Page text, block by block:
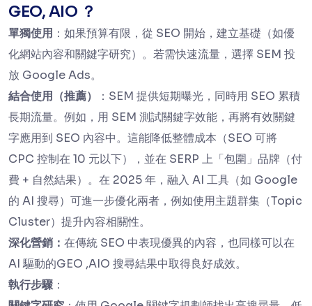
GEO, AIO ？
單獨使用 ：如果預算有限，從 SEO 開始，建立基礎（如優
化網站內容和關鍵字研究）。若需快速流量，選擇 SEM 投
放 Google Ads。
結合使用（推薦）
：SEM 提供短期曝光，同時用 SEO 累積
長期流量。例如，用 SEM 測試關鍵字效能，再將有效關鍵
字應用到 SEO 內容中。這能降低整體成本（SEO 可將
CPC 控制在 10 元以下），並在 SERP 上「包圍」品牌（付
費 + 自然結果）。在 2025 年，融入 AI 工具（如 Google
的 AI 搜尋）可進一步優化兩者，例如使用主題群集（Topic
Cluster）提升內容相關性。
深化營銷： 在傳統 SEO 中表現優異的內容，也同樣可以在
AI 驅動的GEO ,AIO 搜尋結果中取得良好成效。
執行步驟 ：